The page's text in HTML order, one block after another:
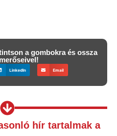
a gombokra és ossza
LinkedIn Email
hír tartalmak a